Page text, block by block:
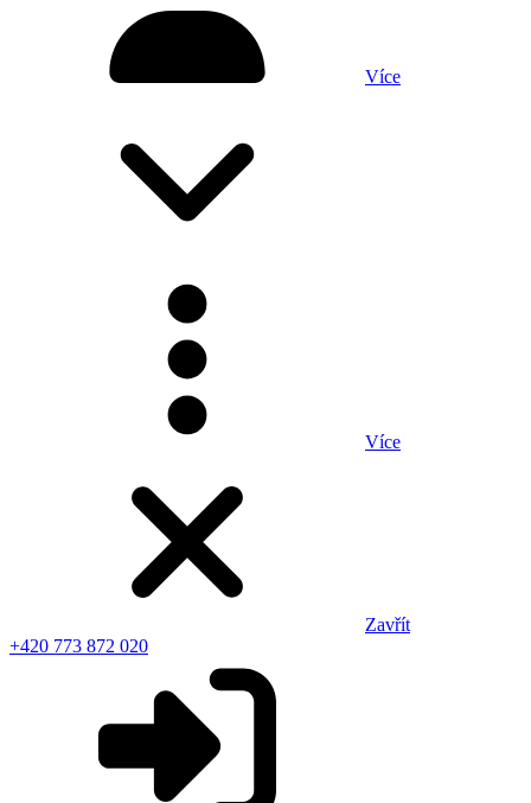
Více
Více
Zavřít
+420 773 872 020